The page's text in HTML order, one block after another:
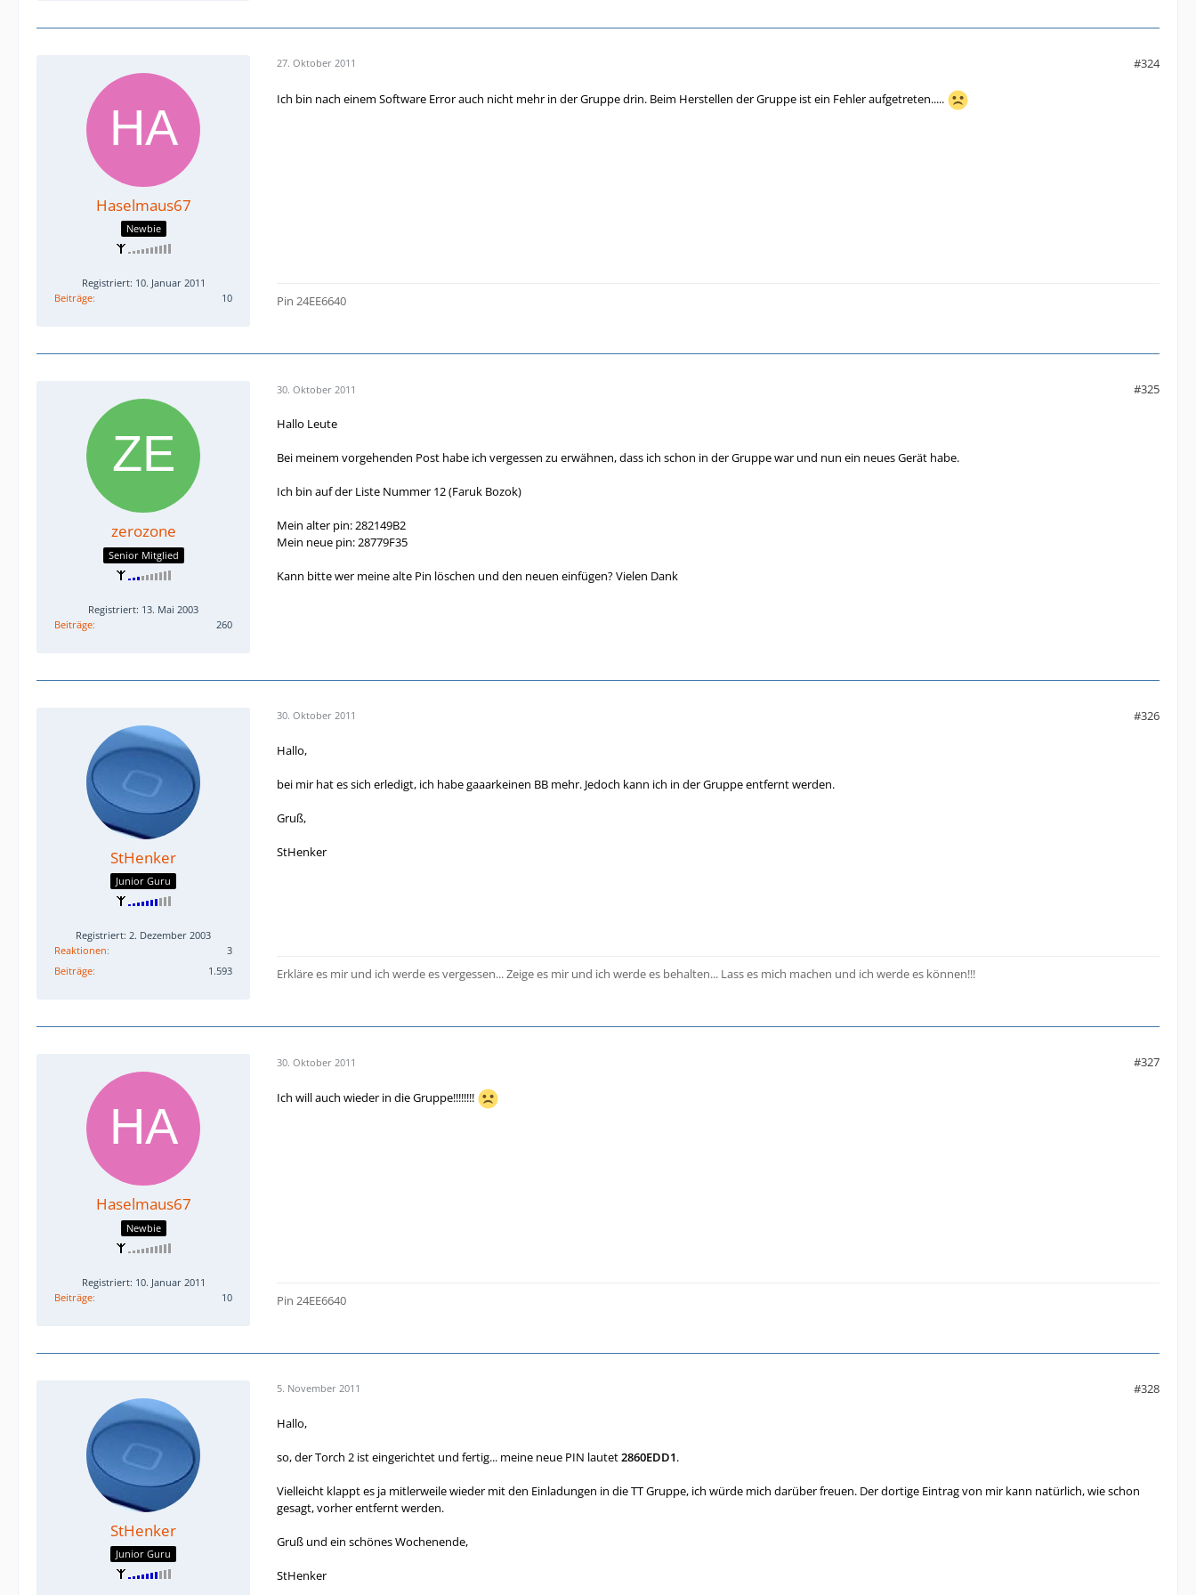
Haselmaus67
Newbie
Registriert: 10. Januar 2011
Beiträge
10
27. Oktober 2011 #324
Ich bin nach einem Software Error auch nicht mehr in der Gruppe drin. Beim Herstellen der Gruppe ist ein Fehler aufgetreten.....
Pin 24EE6640
zerozone
Senior Mitglied
Registriert: 13. Mai 2003
Beiträge
260
30. Oktober 2011 #325
Hallo Leute
Bei meinem vorgehenden Post habe ich vergessen zu erwähnen, dass ich schon in der Gruppe war und nun ein neues Gerät habe.
Ich bin auf der Liste Nummer 12 (Faruk Bozok)
Mein alter pin: 282149B2
Mein neue pin: 28779F35
Kann bitte wer meine alte Pin löschen und den neuen einfügen? Vielen Dank
StHenker
Junior Guru
Registriert: 2. Dezember 2003
Reaktionen
3
Beiträge
1.593
30. Oktober 2011 #326
Hallo,
bei mir hat es sich erledigt, ich habe gaaarkeinen BB mehr. Jedoch kann ich in der Gruppe entfernt werden.
Gruß,
StHenker
Erkläre es mir und ich werde es vergessen... Zeige es mir und ich werde es behalten... Lass es mich machen und ich werde es können!!!
Haselmaus67
Newbie
Registriert: 10. Januar 2011
Beiträge
10
30. Oktober 2011 #327
Ich will auch wieder in die Gruppe!!!!!!!!
Pin 24EE6640
StHenker
Junior Guru
5. November 2011 #328
Hallo,
so, der Torch 2 ist eingerichtet und fertig... meine neue PIN lautet2860EDD1.
Vielleicht klappt es ja mitlerweile wieder mit den Einladungen in die TT Gruppe, ich würde mich darüber freuen. Der dortige Eintrag von mir kann natürlich, wie schon
gesagt, vorher entfernt werden.
Gruß und ein schönes Wochenende,
StHenker